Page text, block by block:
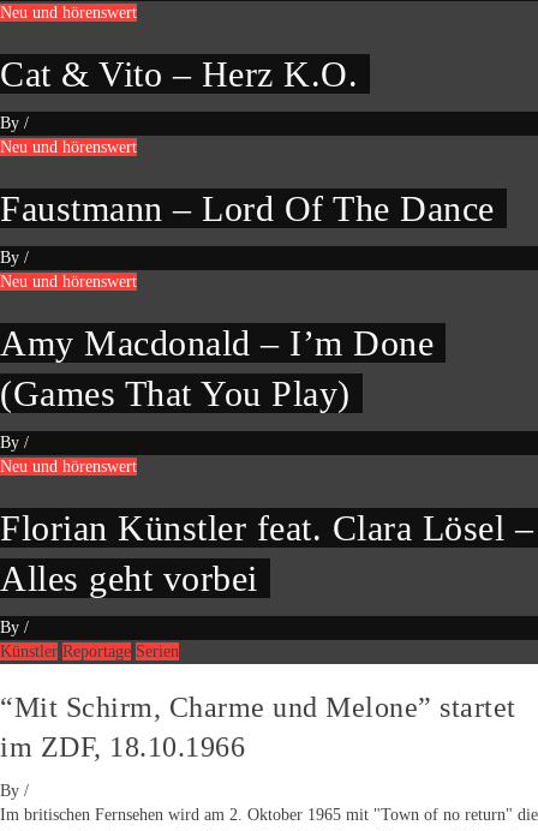
Neu und hörenswert
Cat & Vito – Herz K.O.
By /
Neu und hörenswert
Faustmann – Lord Of The Dance
By /
Neu und hörenswert
Amy Macdonald – I’m Done
(Games That You Play)
By /
Neu und hörenswert
Florian Künstler feat. Clara Lösel –
Alles geht vorbei
By /
Künstler Reportage Serien
“Mit Schirm, Charme und Melone” startet
im ZDF, 18.10.1966
By /
Im britischen Fernsehen wird am 2. Oktober 1965 mit "Town of no return" die